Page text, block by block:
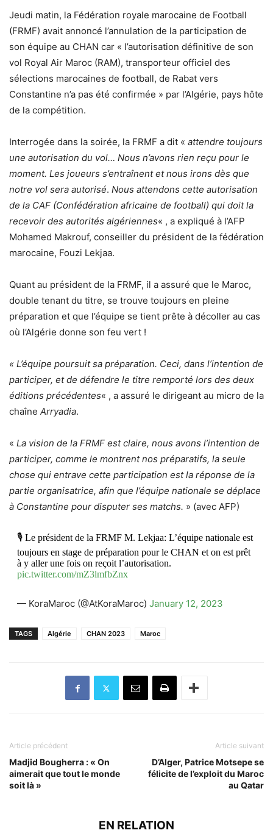
Jeudi matin, la Fédération royale marocaine de Football
(FRMF) avait annoncé l’annulation de la participation de
son équipe au CHAN car « l’autorisation définitive de son
vol Royal Air Maroc (RAM), transporteur officiel des
sélections marocaines de football, de Rabat vers
Constantine n’a pas été confirmée » par l’Algérie, pays hôte
de la compétition.
Interrogée dans la soirée, la FRMF a dit « attendre toujours
une autorisation du vol… Nous n’avons rien reçu pour le
moment. Les joueurs s’entraînent et nous irons dès que
notre vol sera autorisé. Nous attendons cette autorisation
de la CAF (Confédération africaine de football) qui doit la
recevoir des autorités algériennes« , a expliqué à l’AFP
Mohamed Makrouf, conseiller du président de la fédération
marocaine, Fouzi Lekjaa.
Quant au président de la FRMF, il a assuré que le Maroc,
double tenant du titre, se trouve toujours en pleine
préparation et que l’équipe se tient prête à décoller au cas
où l’Algérie donne son feu vert !
« L’équipe poursuit sa préparation. Ceci, dans l’intention de
participer, et de défendre le titre remporté lors des deux
éditions précédentes« , a assuré le dirigeant au micro de la
chaîne Arryadia.
« La vision de la FRMF est claire, nous avons l’intention de
participer, comme le montrent nos préparatifs, la seule
chose qui entrave cette participation est la réponse de la
partie organisatrice, afin que l’équipe nationale se déplace
à Constantine pour disputer ses matchs. » (avec AFP)
🎙️ Le président de la FRMF M. Lekjaa: L’équipe nationale est
toujours en stage de préparation pour le CHAN et on est prêt
à y aller une fois on reçoit l’autorisation.
pic.twitter.com/mZ3lmfbZnx
— KoraMaroc (@AtKoraMaroc) January 12, 2023
TAGS Algérie CHAN 2023 Maroc
Article précédent
Madjid Bougherra : « On
aimerait que tout le monde
soit là »
Article suivant
D’Alger, Patrice Motsepe se
félicite de l’exploit du Maroc
au Qatar
EN RELATION